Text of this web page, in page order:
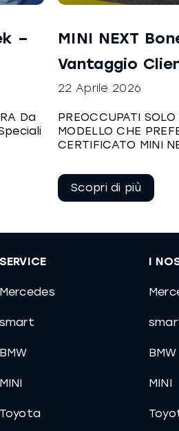
–
Da
MINI NEXT
Vantaggio
22 Aprile 2026
PREOCCUPATI
MODELLO CHE
CERTIFICATO MINI
Continua a
leggere
SERVICE
Mercedes
smart
BMW
MINI
Toyota
I
BMW
MINI